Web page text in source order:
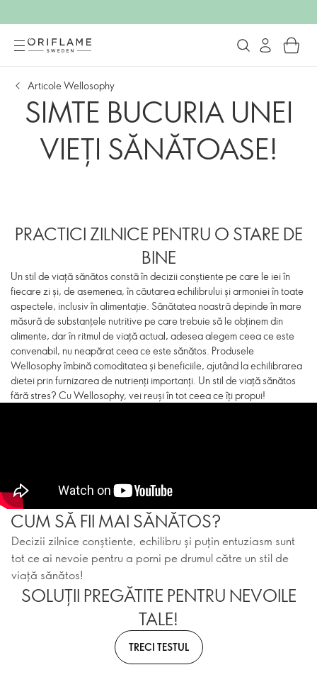
Articole Wellosophy
SIMTE BUCURIA UNEI
VIEȚI SĂNĂTOASE!
PRACTICI ZILNICE PENTRU O STARE DE
BINE
Un stil de viață sănătos constă în decizii conștiente pe care le iei în
fiecare zi și, de asemenea, în căutarea echilibrului și armoniei în toate
aspectele, inclusiv în alimentație. Sănătatea noastră depinde în mare
măsură de substanțele nutritive pe care trebuie să le obținem din
alimente, dar în ritmul de viață actual, adesea alegem ceea ce este
convenabil, nu neapărat ceea ce este sănătos. Produsele
Wellosophy îmbină comoditatea și beneficiile, ajutând la echilibrarea
dietei prin furnizarea de nutrienți importanți. Un stil de viață sănătos
fără stres? Cu Wellosophy, vei reuși în tot ceea ce îți propui!
CUM SĂ FII MAI SĂNĂTOS?
Decizii zilnice conștiente, echilibru și puțin entuziasm sunt
tot ce ai nevoie pentru a porni pe drumul către un stil de
viață sănătos!
SОLUȚII PREGĂTITE PENTRU NEVOILE
TALE!
TRECI TESTUL